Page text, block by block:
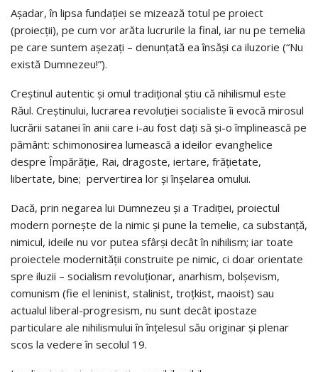
Așadar, în lipsa fundației se mizează totul pe proiect
(proiecții), pe cum vor arăta lucrurile la final, iar nu pe temelia
pe care suntem așezați – denunțată ea însăși ca iluzorie (“Nu
există Dumnezeu!”).
Creștinul autentic și omul tradițional știu că nihilismul este
Răul. Creștinului, lucrarea revoluției socialiste îi evocă mirosul
lucrării satanei în anii care i-au fost dați să și-o împlinească pe
pământ: schimonosirea lumească a ideilor evanghelice
despre Împărăție, Rai, dragoste, iertare, frățietate,
libertate, bine; pervertirea lor și înșelarea omului.
Dacă, prin negarea lui Dumnezeu și a Tradiției, proiectul
modern pornește de la nimic și pune la temelie, ca substanță,
nimicul, ideile nu vor putea sfârși decât în nihilism; iar toate
proiectele modernității construite pe nimic, ci doar orientate
spre iluzii – socialism revoluționar, anarhism, bolșevism,
comunism (fie el leninist, stalinist, troțkist, maoist) sau
actualul liberal-progresism, nu sunt decât ipostaze
particulare ale nihilismului în înțelesul său originar și plenar
scos la vedere în secolul 19.